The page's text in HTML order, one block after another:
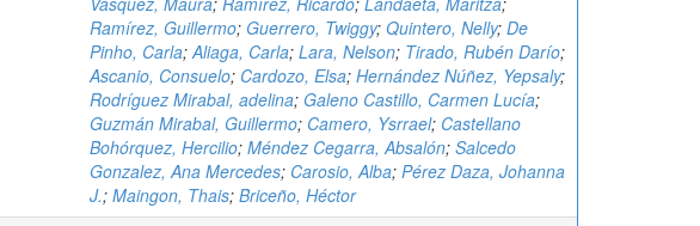
Ramírez, Guillermo; Guerrero, Twiggy; Quintero, Nelly; De
Pinho, Carla;Aliaga, Carla; Lara, Nelson; Tirado, Rubén Darío;
Ascanio, Consuelo; Cardozo, Elsa; Hernández Núñez, Yepsaly;
Rodríguez Mirabal, adelina; Galeno Castillo, Carmen Lucía;
Guzmán Mirabal, Guillermo; Camero, Ysrrael; Castellano
Bohórquez, Hercilio; Méndez Cegarra, Absalón; Salcedo
Gonzalez, Ana Mercedes; Carosio, Alba; Pérez Daza, Johanna
J.; Maingon, Thais; Briceño, Héctor